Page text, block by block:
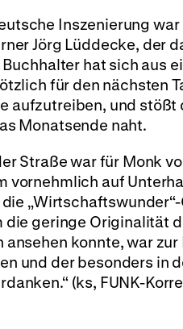
Inszenierung
Jörg Lüddecke, der
hat sich aus
für den nächsten
aufzutreiben, und
Monatsende naht.
Straße war für Monk
vornehmlich auf
geringe Originalität
ansehen konnte, war
und der besonders in
(ks, FUNK-